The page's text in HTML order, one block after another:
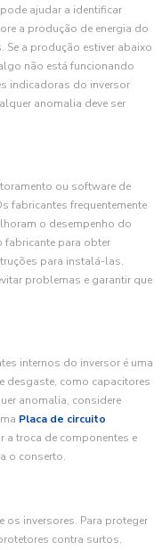
ajudar a identificar
a produção de energia do
a produção estiver abaixo
não está funcionando
indicadoras do inversor
anomalia deve ser
ou software de
fabricantes frequentemente
o desempenho do
fabricante para obter
para instalá-las.
problemas e garantir que
internos do inversor é uma
desgaste, como capacitores
anomalia, considere
Placa de circuito
a troca de componentes e
o conserto.
inversores. Para proteger
contra surtos.